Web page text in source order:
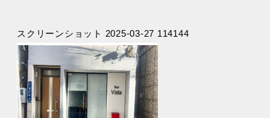
スクリーンショット 2025-03-27 114144